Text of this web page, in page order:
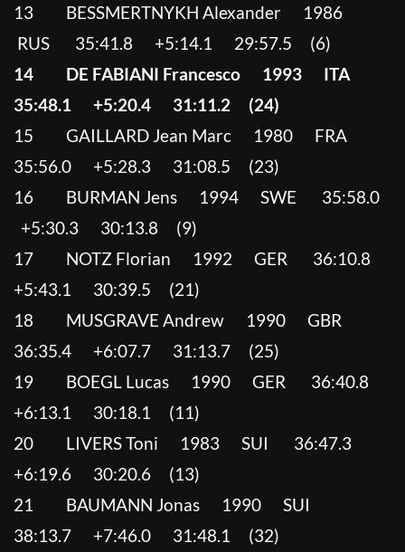
13 BESSMERTNYKH Alexander 1986
RUS 35:41.8 +5:14.1 29:57.5 (6)
14 DE FABIANI Francesco 1993 ITA
35:48.1 +5:20.4 31:11.2 (24)
15 GAILLARD Jean Marc 1980 FRA
35:56.0 +5:28.3 31:08.5 (23)
16 BURMAN Jens 1994 SWE 35:58.0
+5:30.3 30:13.8 (9)
17 NOTZ Florian 1992 GER 36:10.8
+5:43.1 30:39.5 (21)
18 MUSGRAVE Andrew 1990 GBR
36:35.4 +6:07.7 31:13.7 (25)
19 BOEGL Lucas 1990 GER 36:40.8
+6:13.1 30:18.1 (11)
20 LIVERS Toni 1983 SUI 36:47.3
+6:19.6 30:20.6 (13)
21 BAUMANN Jonas 1990 SUI
38:13.7 +7:46.0 31:48.1 (32)